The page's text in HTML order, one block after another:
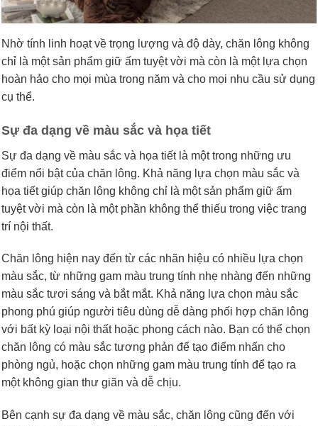
Nhờ tính linh hoạt về trọng lượng và độ dày, chăn lông không
chỉ là một sản phẩm giữ ấm tuyệt vời mà còn là một lựa chọn
hoàn hảo cho mọi mùa trong năm và cho mọi nhu cầu sử dụng
cụ thể.
Sự đa dạng về màu sắc và họa tiết
Sự đa dạng về màu sắc và họa tiết là một trong những ưu
điểm nổi bật của chăn lông. Khả năng lựa chọn màu sắc và
họa tiết giúp chăn lông không chỉ là một sản phẩm giữ ấm
tuyệt vời mà còn là một phần không thể thiếu trong việc trang
trí nội thất.
Chăn lông hiện nay đến từ các nhãn hiệu có nhiều lựa chọn
màu sắc, từ những gam màu trung tính nhẹ nhàng đến những
màu sắc tươi sáng và bắt mắt. Khả năng lựa chọn màu sắc
phong phú giúp người tiêu dùng dễ dàng phối hợp chăn lông
với bất kỳ loại nội thất hoặc phong cách nào. Bạn có thể chọn
chăn lông có màu sắc tương phản để tạo điểm nhấn cho
phòng ngủ, hoặc chọn những gam màu trung tính để tạo ra
một không gian thư giãn và dễ chịu.
Bên cạnh sự đa dạng về màu sắc, chăn lông cũng đến với